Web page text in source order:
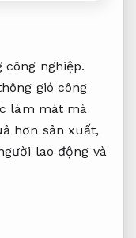
nghiệp.
gió công
làm mát mà
hơn sản xuất,
lao động và